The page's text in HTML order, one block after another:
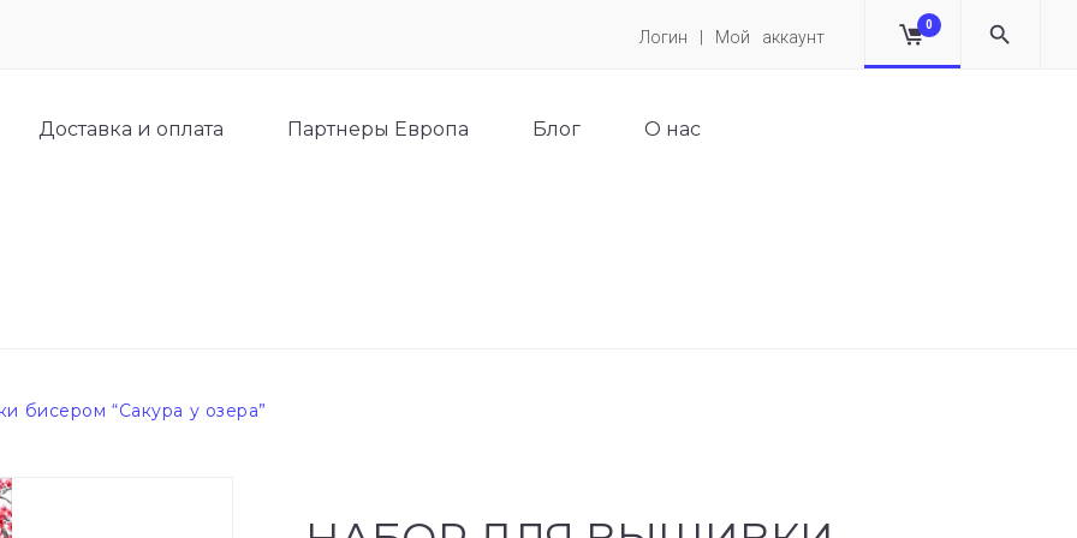
Логин | Мой аккаунт
0
Доставка и оплата Партнеры Европа Блог О нас
бисером “Сакура у озера”